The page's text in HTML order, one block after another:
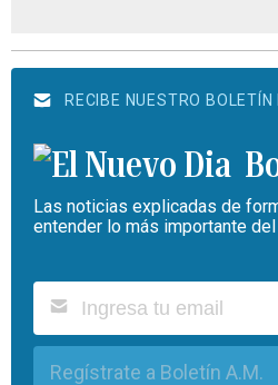
RECIBE NUESTRO BOLETÍN
Las noticias explicadas de
entender lo más importante del
Regístrate a Boletín A.M.